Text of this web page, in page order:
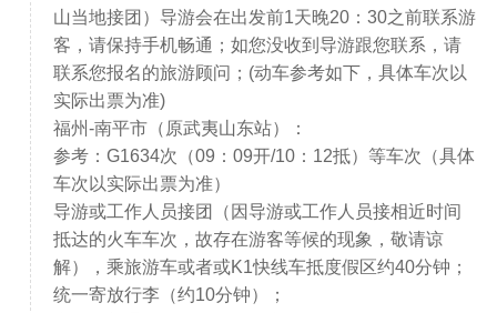
山当地接团）导游会在出发前1天晚20：30之前联系游
客，请保持手机畅通；如您没收到导游跟您联系，请
联系您报名的旅游顾问；(动车参考如下，具体车次以
实际出票为准)
福州-南平市（原武夷山东站）：
参考：G1634次（09：09开/10：12抵）等车次（具体
车次以实际出票为准）
导游或工作人员接团（因导游或工作人员接相近时间
抵达的火车车次，故存在游客等候的现象，敬请谅
解），乘旅游车或者或K1快线车抵度假区约40分钟；
统一寄放行李（约10分钟）；